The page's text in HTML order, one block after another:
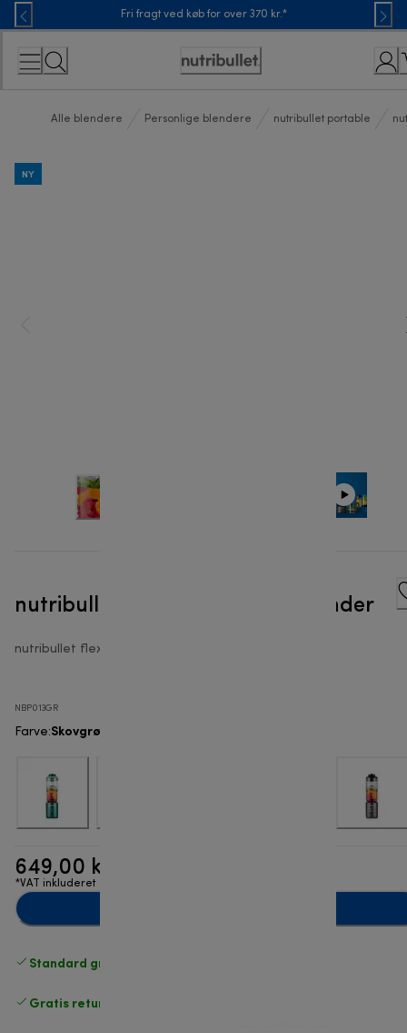
Skip
to
Content
Fri fragt ved køb for over 370 kr.*
Accessibility
Alle blendere Personlige blendere nutribullet portable
NY
nutribullet Flex™ - Portable Blender
nutribullet flex
NBP013GR
Farve:Skovgrøn
649,00 kr.
*VAT inkluderet
Standard gratis levering
Gratis returneringer